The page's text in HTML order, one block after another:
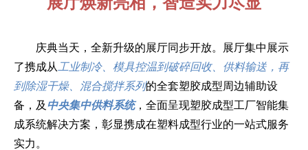
庆典当天，全新升级的展厅同步开放。展厅集中展示
了携成从 工业制冷、模具控温到破碎回收、供料输送，再
到除湿干燥、混合搅拌系列的全套塑胶成型周边辅助设
备，及 中央集中供料系统，全面呈现塑胶成型工厂智能集
成系统解决方案，彰显携成在塑料成型行业的一站式服务
实力。